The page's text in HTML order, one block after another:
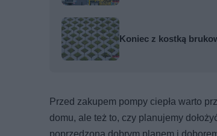
Koniec z kostką
Przed zakupem pompy ciepła warto
domu, ale też to, czy planujemy